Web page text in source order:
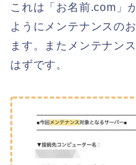
これは「お名前.com」
ようにメンテナンスの
ます。またメンテナン
はずです。